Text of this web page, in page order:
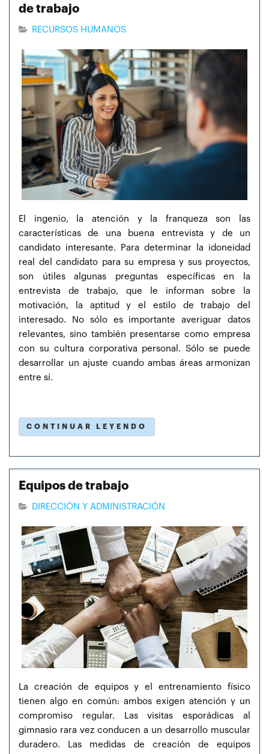
de trabajo
RECURSOS HUMANOS
El ingenio, la atención y la franqueza son las
características de una buena entrevista y de un
candidato interesante. Para determinar la idoneidad
real del candidato para su empresa y sus proyectos,
son útiles algunas preguntas específicas en la
entrevista de trabajo, que le informan sobre la
motivación, la aptitud y el estilo de trabajo del
interesado. No sólo es importante averiguar datos
relevantes, sino también presentarse como empresa
con su cultura corporativa personal. Sólo se puede
desarrollar un ajuste cuando ambas áreas armonizan
entre sí.
CONTINUAR LEYENDO
Equipos de trabajo
DIRECCIÓN Y ADMINISTRACIÓN
La creación de equipos y el entrenamiento físico
tienen algo en común: ambos exigen atención y un
compromiso regular. Las visitas esporádicas al
gimnasio rara vez conducen a un desarrollo muscular
duradero. Las medidas de creación de equipos